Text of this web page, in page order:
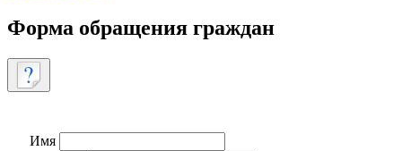
Форма обращения граждан
Имя